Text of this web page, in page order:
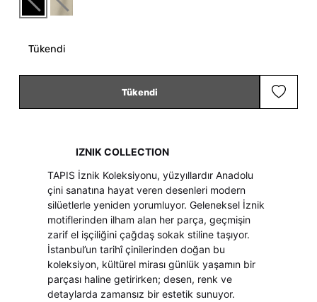
IZNIK COLLECTION
TAPIS İznik Koleksiyonu, yüzyıllardır Anadolu
çini sanatına hayat veren desenleri modern
silüetlerle yeniden yorumluyor. Geleneksel İznik
motiflerinden ilham alan her parça, geçmişin
zarif el işçiliğini çağdaş sokak stiline taşıyor.
İstanbul’un tarihî çinilerinden doğan bu
koleksiyon, kültürel mirası günlük yaşamın bir
parçası haline getirirken; desen, renk ve
detaylarda zamansız bir estetik sunuyor.
Tükendi
Tükendi